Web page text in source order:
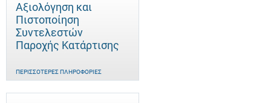
Αξιολόγηση και
Πιστοποίηση
Συντελεστών
Παροχής Κατάρτισης
ΠΕΡΙΣΣΌΤΕΡΕΣ ΠΛΗΡΟΦΟΡΊΕΣ